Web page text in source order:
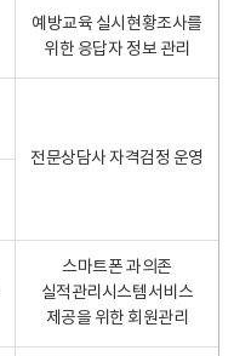
예방교육 실시현황조사를
위한 응답자 정보 관리
전문상담사 자격검정 운영
스마트폰 과의존
실적관리시스템서비스
제공을 위한 회원관리